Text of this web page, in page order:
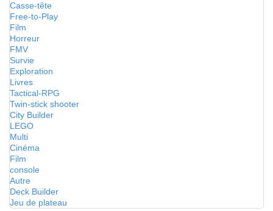
Casse-tête
Free-to-Play
Film
Horreur
FMV
Survie
Exploration
Livres
Tactical-RPG
Twin-stick shooter
City Builder
LEGO
Multi
Cinéma
Film
console
Autre
Deck Builder
Jeu de plateau